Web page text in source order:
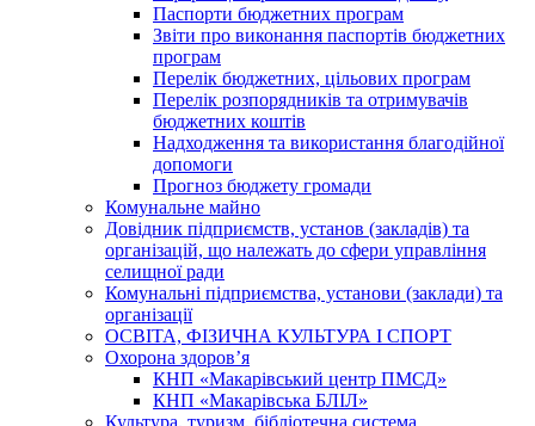
Паспорти бюджетних програм
Звіти про виконання паспортів бюджетних
програм
Перелік бюджетних, цільових програм
Перелік розпорядників та отримувачів
бюджетних коштів
Надходження та використання благодійної
допомоги
Прогноз бюджету громади
Комунальне майно
Довідник підприємств, установ (закладів) та
організацій, що належать до сфери управління
селищної ради
Комунальні підприємства, установи (заклади) та
організації
ОСВІТА, ФІЗИЧНА КУЛЬТУРА І СПОРТ
Охорона здоров’я
КНП «Макарівський центр ПМСД»
КНП «Макарівська БЛІЛ»
Культура, туризм, бібліотечна система